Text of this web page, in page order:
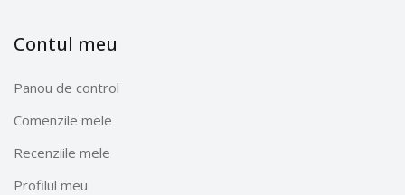
Contul meu
Panou de control
Comenzile mele
Recenziile mele
Profilul meu